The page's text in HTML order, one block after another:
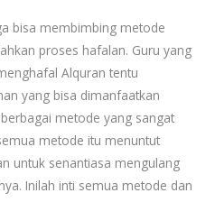
bisa membimbing metode
proses hafalan. Guru yang
Alquran tentu
yang bisa dimanfaatkan
metode yang sangat
metode itu menuntut
untuk senantiasa mengulang
Inilah inti semua metode dan